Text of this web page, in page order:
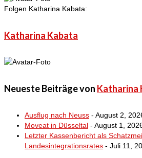
Folgen Katharina Kabata:
Katharina Kabata
Neueste Beiträge von Katharina
Ausflug nach Neuss - August 2,
Moveat in Düsseltal - August 1,
Letzter Kassenbericht als
Landesintegrationsrates - Juli 11,